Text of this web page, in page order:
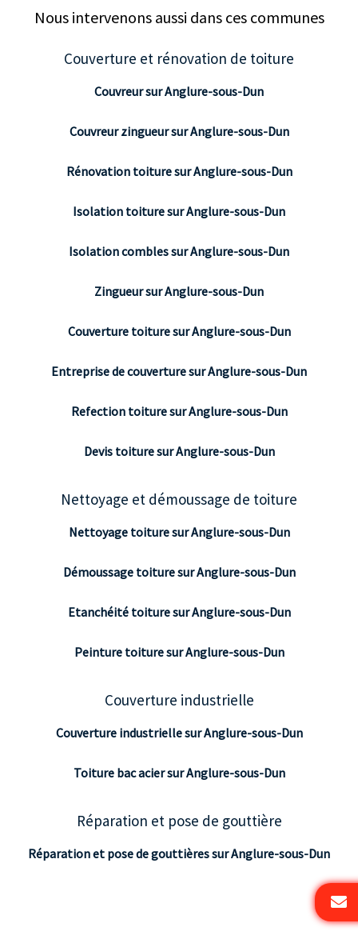
Nous intervenons aussi dans ces communes
Couverture et rénovation de toiture
Couvreur sur Anglure-sous-Dun
Couvreur zingueur sur Anglure-sous-Dun
Rénovation toiture sur Anglure-sous-Dun
Isolation toiture sur Anglure-sous-Dun
Isolation combles sur Anglure-sous-Dun
Zingueur sur Anglure-sous-Dun
Couverture toiture sur Anglure-sous-Dun
Entreprise de couverture sur Anglure-sous-Dun
Refection toiture sur Anglure-sous-Dun
Devis toiture sur Anglure-sous-Dun
Nettoyage et démoussage de toiture
Nettoyage toiture sur Anglure-sous-Dun
Démoussage toiture sur Anglure-sous-Dun
Etanchéité toiture sur Anglure-sous-Dun
Peinture toiture sur Anglure-sous-Dun
Couverture industrielle
Couverture industrielle sur Anglure-sous-Dun
Toiture bac acier sur Anglure-sous-Dun
Réparation et pose de gouttière
Réparation et pose de gouttières sur Anglure-sous-Dun